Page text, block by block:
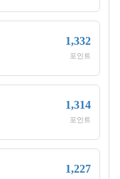
1,332
포인트
1,314
포인트
1,227